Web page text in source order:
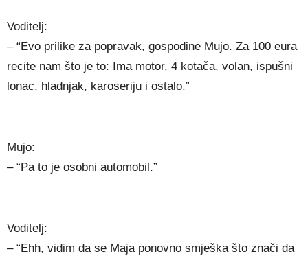
Voditelj:
– “Evo prilike za popravak, gospodine Mujo. Za 100 eura
recite nam što je to: Ima motor, 4 kotača, volan, ispušni
lonac, hladnjak, karoseriju i ostalo.”
Mujo:
– “Pa to je osobni automobil.”
Voditelj:
– “Ehh, vidim da se Maja ponovno smješka što znači da